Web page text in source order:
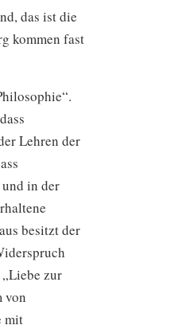
das ist die
kommen fast
Lehren der
in der
besitzt der
zur
von
mit